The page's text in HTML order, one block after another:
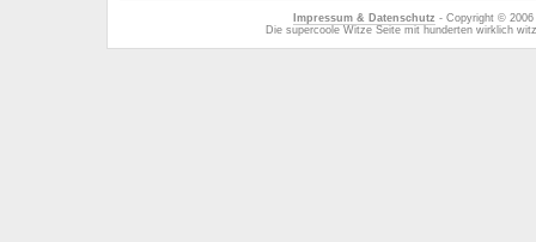
Impressum & Datenschutz - Copyright ©
Die supercoole Witze Seite mit hunderten wirklich